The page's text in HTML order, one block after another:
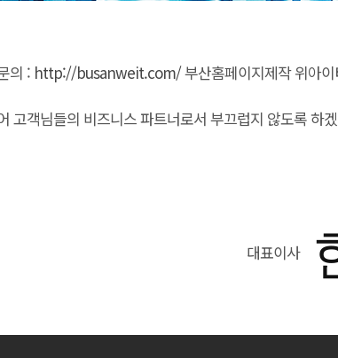
의 : http://busanweit.com/부산홈페이지제작 위아
고객님들의 비즈니스 파트너로서 부끄럽지 않도록 하
대표이사